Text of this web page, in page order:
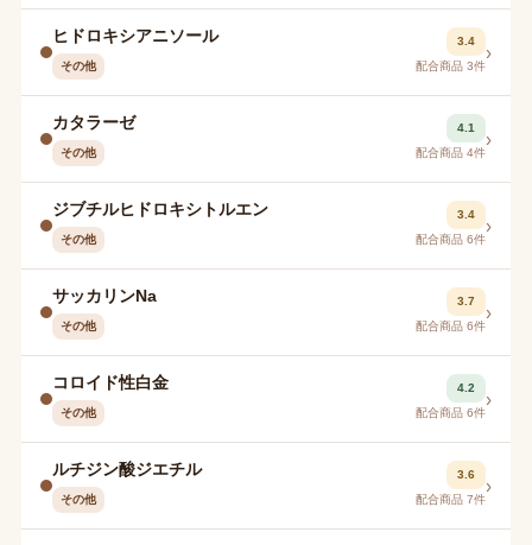
ヒドロキシアニソール
その他
3.4
配合商品 3件
›
カタラーゼ
その他
4.1
配合商品 4件
›
ジブチルヒドロキシトルエン
その他
3.4
配合商品 6件
›
サッカリンNa
その他
3.7
配合商品 6件
›
コロイド性白金
その他
4.2
配合商品 6件
›
ルチジン酸ジエチル
その他
3.6
配合商品 7件
›